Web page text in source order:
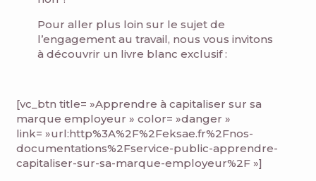
Pour aller plus loin sur le sujet de
l’engagement au travail, nous vous invitons
à découvrir un livre blanc exclusif :
[vc_btn title= »Apprendre à capitaliser sur sa
marque employeur » color= »danger »
link= »url:http%3A%2F%2Feksae.fr%2Fnos-
documentations%2Fservice-public-apprendre-
capitaliser-sur-sa-marque-employeur%2F »]